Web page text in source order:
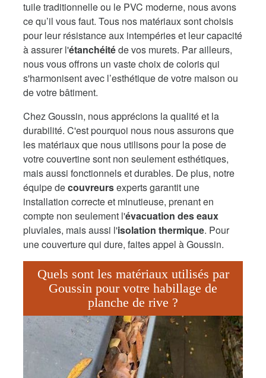
tuile traditionnelle ou le PVC moderne, nous avons
ce qu’il vous faut. Tous nos matériaux sont choisis
pour leur résistance aux intempéries et leur capacité
à assurer l'étanchéitéde vos murets. Par ailleurs,
nous vous offrons un vaste choix de coloris qui
s'harmonisent avec l’esthétique de votre maison ou
de votre bâtiment.
Chez Goussin, nous apprécions la qualité et la
durabilité. C'est pourquoi nous nous assurons que
les matériaux que nous utilisons pour la pose de
votre couvertine sont non seulement esthétiques,
mais aussi fonctionnels et durables. De plus, notre
équipe decouvreursexperts garantit une
installation correcte et minutieuse, prenant en
compte non seulement l'évacuation des eaux
pluviales, mais aussi l'isolation thermique. Pour
une couverture qui dure, faites appel à Goussin.
Quels sont les matériaux utilisés par
Goussin pour votre habillage de
planche de rive ?